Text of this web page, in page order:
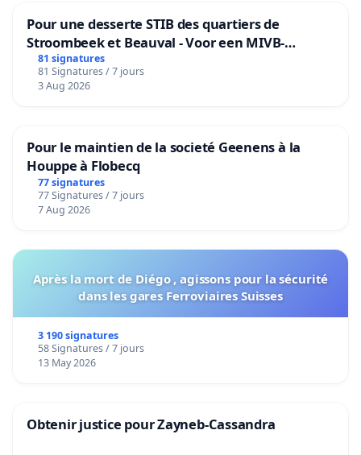
Pour une desserte STIB des quartiers de
Stroombeek et Beauval - Voor een MIVB-
bediening van de wijken Strombeek en Het
Voor
81 signatures
81 Signatures / 7 jours
3 Aug 2026
Pour le maintien de la societé Geenens à la
Houppe à Flobecq
77 signatures
77 Signatures / 7 jours
7 Aug 2026
Après la mort de Diégo , agissons pour la sécurité
dans les gares Ferroviaires Suisses
3 190 signatures
58 Signatures / 7 jours
13 May 2026
Obtenir justice pour Zayneb-Cassandra